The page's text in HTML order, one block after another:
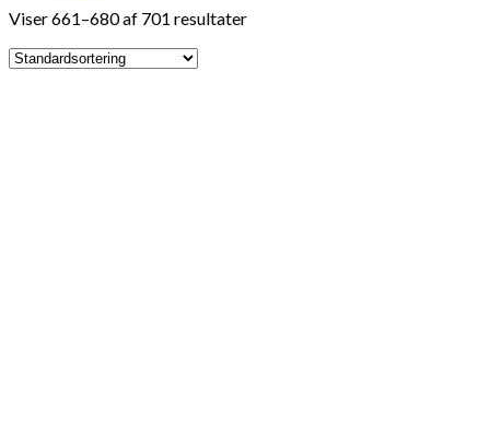
Viser 661–680 af 701 resultater